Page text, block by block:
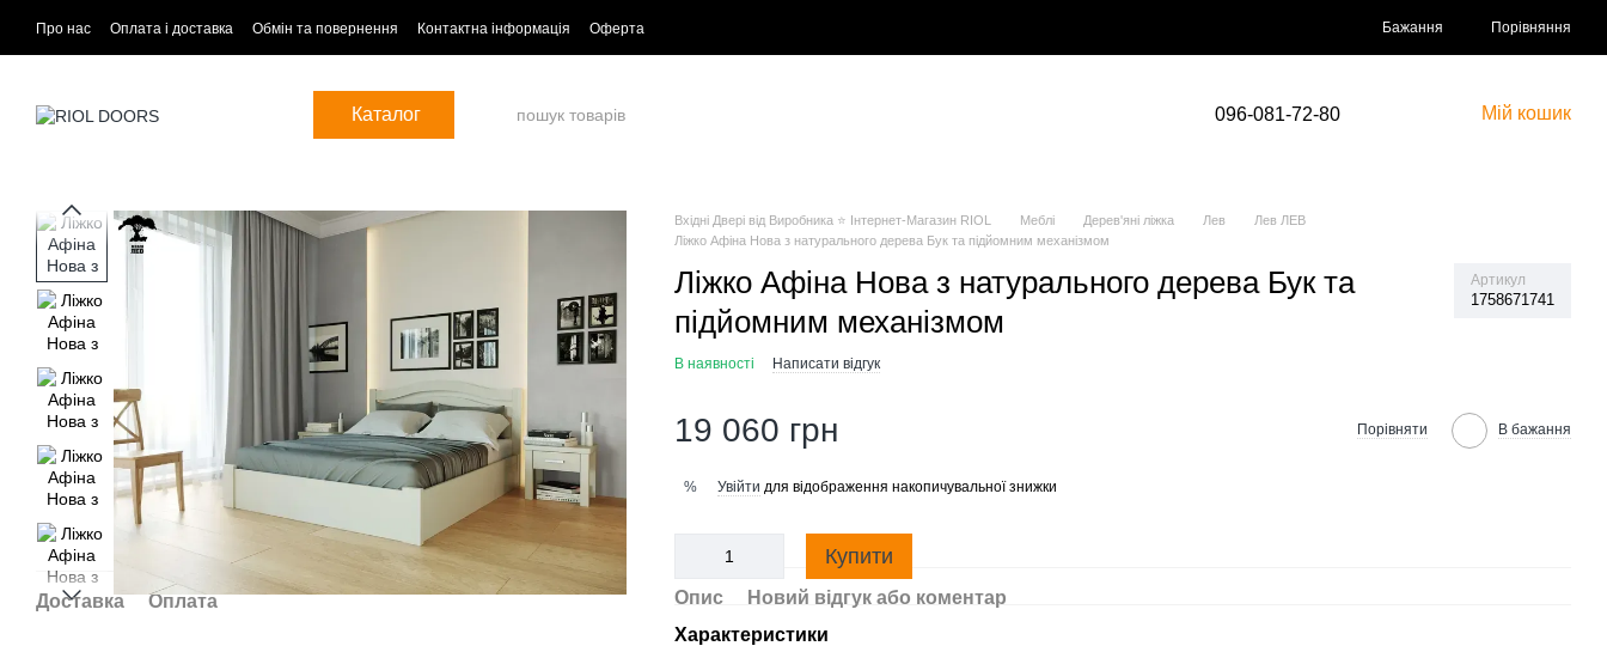
Про нас Оплата і доставка Обмін та повернення Контактна інформація Оферта Бажання Порівняння
Каталог 096-081-72-80 Мій кошик
Доставка Оплата
Вхідні Двері від Виробника ⭐ Інтернет-Магазин RIOL Меблі Дерев'яні ліжка Лев
Лев ЛЕВ
Ліжко Афіна Нова з натурального дерева Бук та підйомним механізмом
Ліжко Афіна Нова з натурального дерева Бук та
підйомним механізмом
Артикул
1758671741
В наявності Написати відгук
19 060 грн Порівняти В бажання
% Увійти для відображення накопичувальної знижки
Купити
Опис
Новий відгук або коментар
Характеристики